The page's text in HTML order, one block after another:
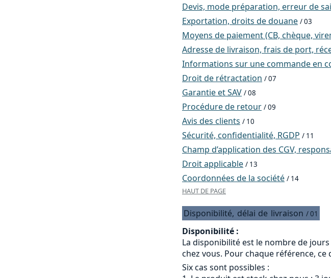
Devis, mode préparation, erreur de
Exportation, droits de douane / 03
Moyens de paiement (CB, chèque,
Adresse de livraison, frais de port,
Informations sur une commande en
Droit de rétractation / 07
Garantie et SAV / 08
Procédure de retour / 09
Avis des clients / 10
Sécurité, confidentialité, RGDP / 11
Champ d’application des CGV,
Droit applicable / 13
Coordonnées de la société / 14
HAUT DE PAGE
Disponibilité, délai de livraison / 01
Disponibilité :
La disponibilité est le nombre de
chez vous. Pour chaque référence,
Six cas sont possibles :